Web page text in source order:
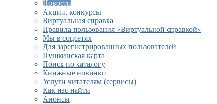
Новости
Акции, конкурсы
Виртуальная справка
Правила пользования «Виртуальной справкой»
Мы в соцсетях
Для зарегистрированных пользователей
Пушкинская карта
Поиск по каталогу
Книжные новинки
Услуги читателям (сервисы)
Как нас найти
Анонсы